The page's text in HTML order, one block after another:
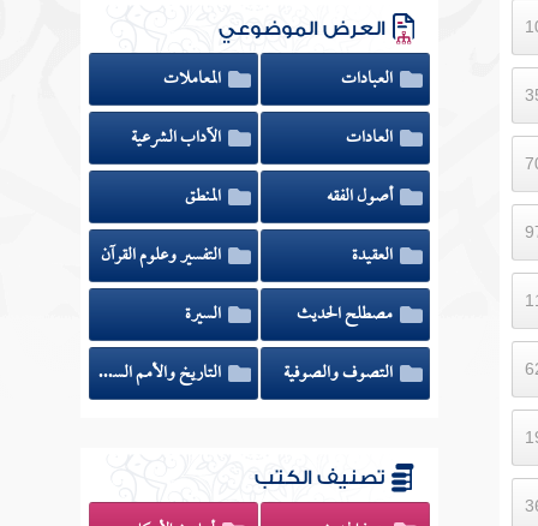
العرض الموضوعي
العبادات
المعاملات
العادات
الآداب الشرعية
أصول الفقه
المنطق
العقيدة
التفسير وعلوم القرآن
مصطلح الحديث
السيرة
التصوف والصوفية
التاريخ والأمم السابقة
تصنيف الكتب